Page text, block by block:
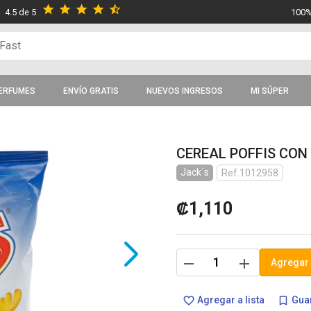
4.5 de 5 star star star star star_half
ENVÍO GRATIS NUEVOS INGRESOS MI SÚPER
CEREAL POFFIS
Jack´s Ref.1012958
₡1,110
remove add Agregar
favorite_border Agregar a lista bookmark_border